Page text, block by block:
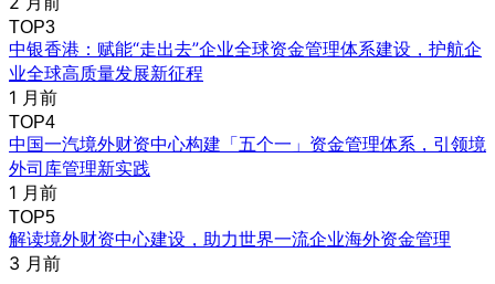
TOP3
中银香港：赋能“走出去”企业全球资金管理体系建设，护航企
业全球高质量发展新征程
1 月前
TOP4
中国一汽境外财资中心构建「五个一」资金管理体系，引领境
外司库管理新实践
1 月前
TOP5
解读境外财资中心建设，助力世界一流企业海外资金管理
3 月前